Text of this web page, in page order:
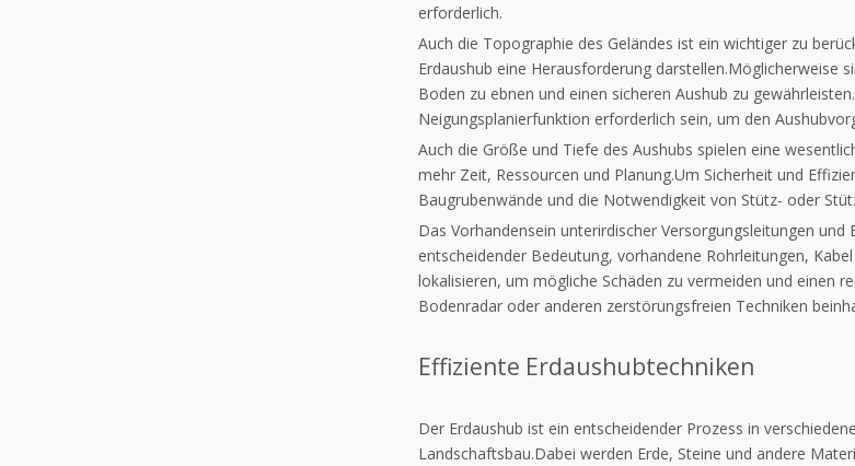
erforderlich.
Auch die Topographie des Geländes ist ein wichtiger zu
Erdaushub eine Herausforderung darstellen.Möglicherweise
Boden zu ebnen und einen sicheren Aushub zu
Neigungsplanierfunktion erforderlich sein, um den
Auch die Größe und Tiefe des Aushubs spielen eine
mehr Zeit, Ressourcen und Planung.Um Sicherheit und
Baugrubenwände und die Notwendigkeit von Stütz- oder
Das Vorhandensein unterirdischer Versorgungsleitungen
entscheidender Bedeutung, vorhandene Rohrleitungen,
lokalisieren, um mögliche Schäden zu vermeiden und einen
Bodenradar oder anderen zerstörungsfreien Techniken
Effiziente Erdaushubtechniken
Der Erdaushub ist ein entscheidender Prozess in
Landschaftsbau.Dabei werden Erde, Steine ​​und andere